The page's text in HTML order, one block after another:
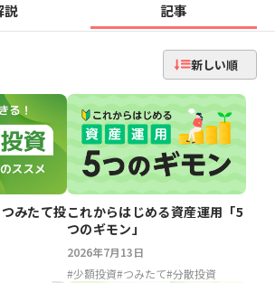
説 記事
新しい順
みたて投これからはじめる資産運用「5
つのギモン」
2026年7月13日
#少額投資#つみたて#分散投資